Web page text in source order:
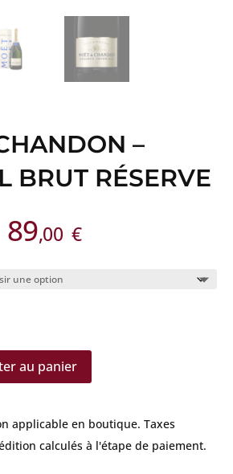
–
BRUT RÉSERVE
89,00 €Plage
de
au panier
applicable en boutique. Taxes
calculés à l'étape de paiement.